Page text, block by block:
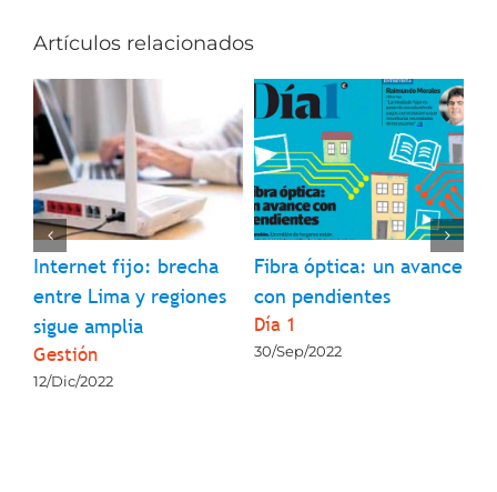
Artículos relacionados
Internet fijo: brecha
entre Lima y regiones
sigue amplia
Gestión
12/Dic/2022
Fibra óptica: un avance
con pendientes
Día 1
30/Sep/2022